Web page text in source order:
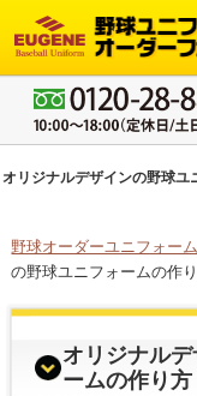
オリジナルデザインの野球ユ
野球オーダーユニフォー
の野球ユニフォームの作
オリジナル
ームの作り方